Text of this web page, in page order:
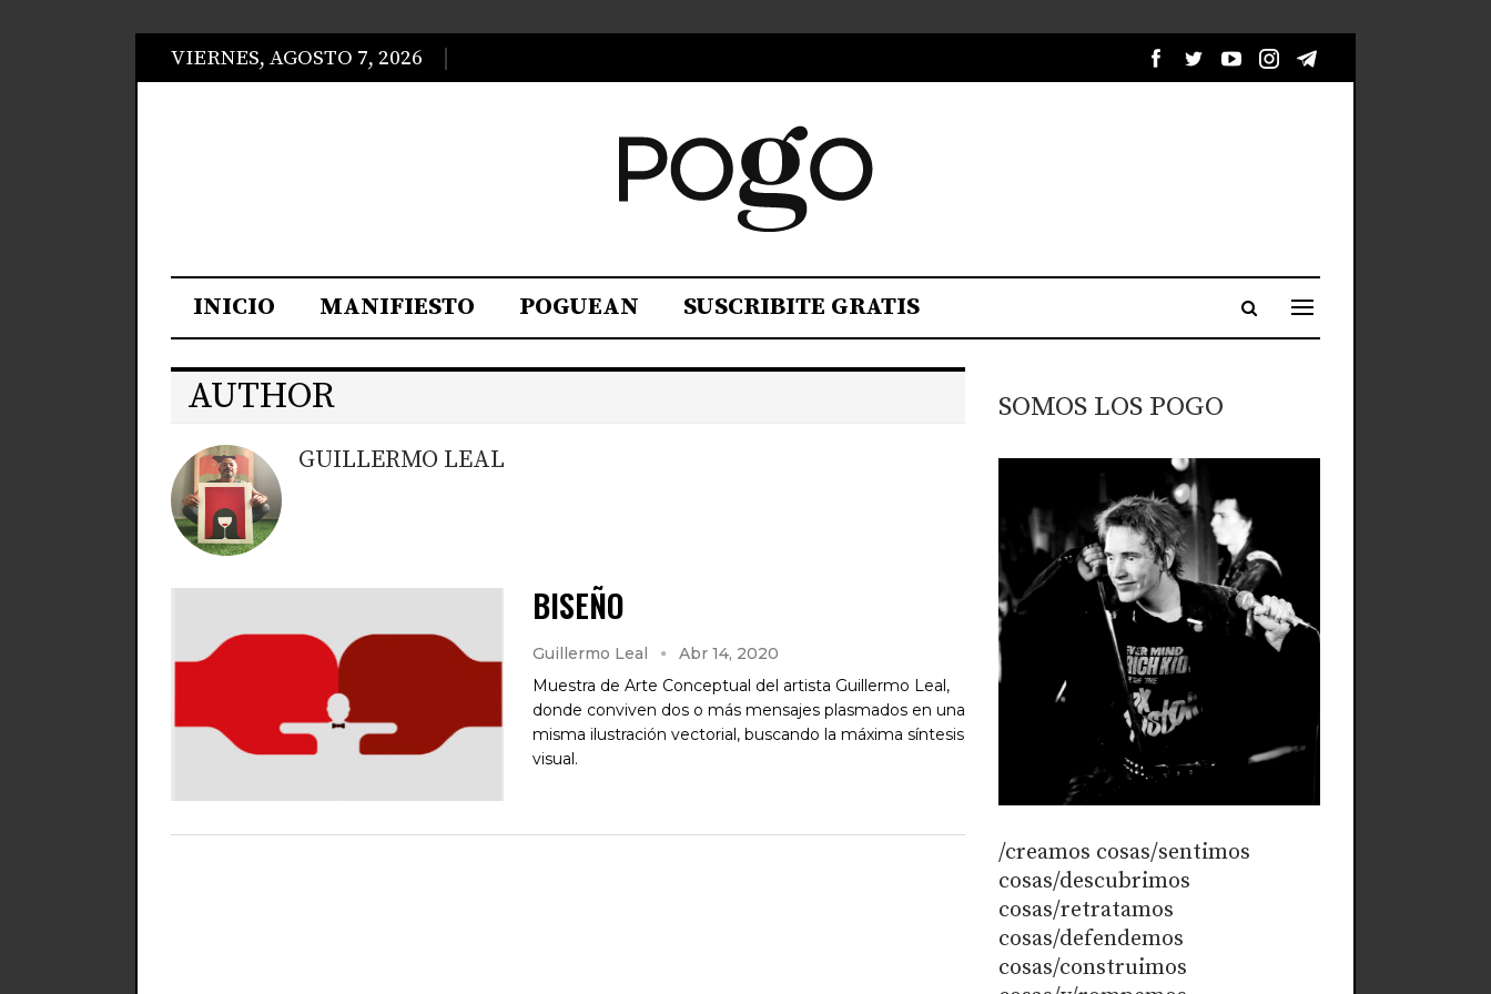
VIERNES, AGOSTO 7, 2026
INICIO MANIFIESTO POGUEAN SUSCRIBITE GRATIS
AUTHOR
GUILLERMO LEAL
BISEÑO
Guillermo Leal
Abr 14, 2020
Muestra de Arte Conceptual del artista Guillermo Leal,
donde conviven dos o más mensajes plasmados en una
misma ilustración vectorial, buscando la máxima síntesis
visual.
SOMOS LOS POGO
/creamos cosas/sentimos
cosas/descubrimos
cosas/retratamos
cosas/defendemos
cosas/construimos